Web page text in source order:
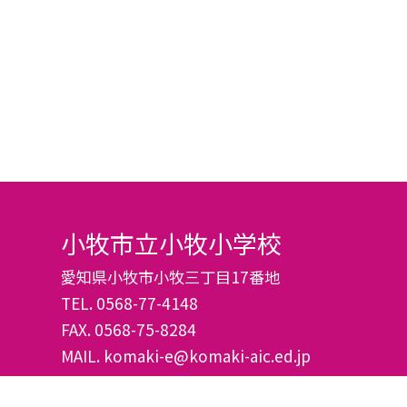
小牧市立小牧小学校
愛知県小牧市小牧三丁目17番地
TEL. 0568-77-4148
FAX. 0568-75-8284
MAIL. komaki-e@komaki-aic.ed.jp